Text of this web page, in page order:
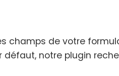
champs de votre
notre plugin